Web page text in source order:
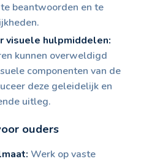
beantwoorden en te
visuele hulpmiddelen:
kunnen overweldigd
componenten van de
deze geleidelijk en
uitleg.
ouders
Werk op vaste